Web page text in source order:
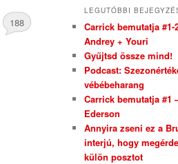
188
LEGUTÓBBI
Carrick bemutatja #1-
Andrey + Youri
Gyűjtsd össze mind!
Podcast:
vébébeharang
Carrick bemutatja #1
Ederson
Annyira zseni ez a
interjú, hogy
külön posztot